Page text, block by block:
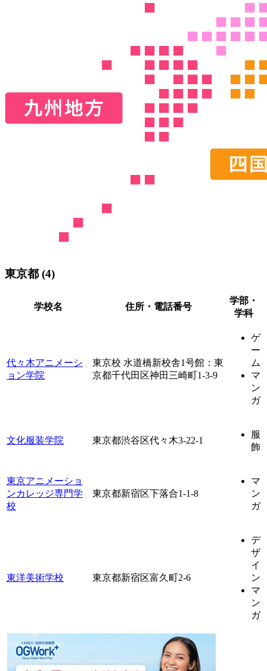
東京都 (4)
学校名 住所・電話番号
学部・
学科
代々木アニメーシ
ョン学院
東京校 水道橋新校舎1号館：東
京都千代田区神田三崎町1-3-9
ゲ
ー
ム
マ
ン
ガ
文化服装学院 東京都渋谷区代々木3-22-1
服
飾
東京アニメーショ
ンカレッジ専門学
校
東京都新宿区下落合1-1-8
マ
ン
ガ
東洋美術学校 東京都新宿区富久町2-6
デ
ザ
イ
ン
マ
ン
ガ